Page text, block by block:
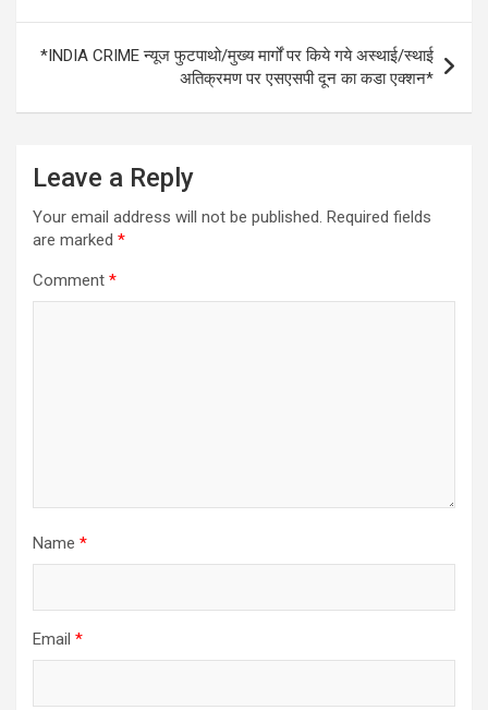
*INDIA CRIME न्यूज फुटपाथो/मुख्य मार्गों पर किये गये अस्थाई/स्थाई
अतिक्रमण पर एसएसपी दून का कडा एक्शन*
Leave a Reply
Your email address will not be published. Required fields
are marked *
Comment *
Name *
Email *